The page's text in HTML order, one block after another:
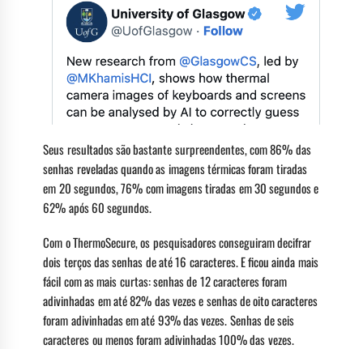
Seus resultados são bastante surpreendentes, com 86% das
senhas reveladas quando as imagens térmicas foram tiradas
em 20 segundos, 76% com imagens tiradas em 30 segundos e
62% após 60 segundos.
Com o ThermoSecure, os pesquisadores conseguiram decifrar
dois terços das senhas de até 16 caracteres. E ficou ainda mais
fácil com as mais curtas: senhas de 12 caracteres foram
adivinhadas em até 82% das vezes e senhas de oito caracteres
foram adivinhadas em até 93% das vezes. Senhas de seis
caracteres ou menos foram adivinhadas 100% das vezes.